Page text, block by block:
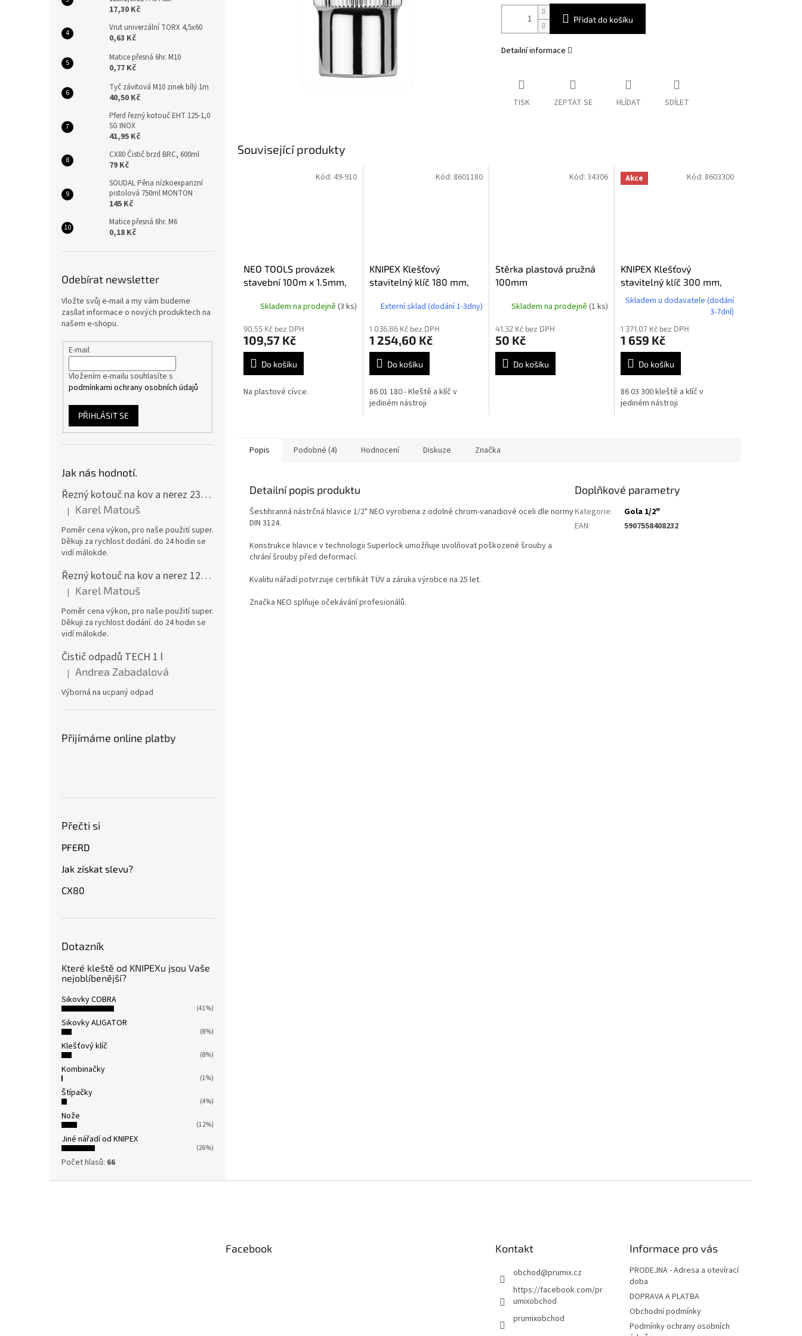
17,30 Kč
Vrut univerzální TORX 4,5x60
0,63 Kč
Matice přesná 6hr. M10
0,77 Kč
Tyč závitová M10 zinek bílý 1m
40,50 Kč
Pferd řezný kotouč EHT 125-1,0
SG INOX
41,95 Kč
CX80 Čistič brzd BRC, 600ml
79 Kč
SOUDAL Pěna nízkoexpanzní
pistolová 750ml MONTON
145 Kč
Matice přesná 6hr. M6
0,18 Kč
Odebírat newsletter
Vložte svůj e-mail a my vám budeme
zasílat informace o nových produktech na
našem e-shopu.
E-mail
Vložením e-mailu souhlasíte s
podmínkami ochrany osobních údajů
PŘIHLÁSIT SE
Jak nás hodnotí.
Řezný kotouč na kov a nerez 230x2,0x22 A46T6BF, balení 25ks
Hodnocení produktu je 5 z 5 hvězdiček.
| Karel Matouš
Poměr cena výkon, pro naše použití super.
Děkuji za rychlost dodání. do 24 hodin se
vidí málokde.
Řezný kotouč na kov a nerez 125x1,0x22 A46T6BF, balení 25ks
Hodnocení produktu je 5 z 5 hvězdiček.
| Karel Matouš
Poměr cena výkon, pro naše použití super.
Děkuji za rychlost dodání. do 24 hodin se
vidí málokde.
Čistič odpadů TECH 1 l
Hodnocení produktu je 5 z 5 hvězdiček.
| Andrea Zabadalová
Výborná na ucpaný odpad
Přijímáme online platby
Přečti si
PFERD
Jak získat slevu?
CX80
Dotazník
Které kleště od KNIPEXu jsou Vaše
nejoblíbenější?
Sikovky COBRA
(41%)
Sikovky ALIGATOR
(8%)
Klešťový klíč
(8%)
Kombinačky
(1%)
Štípačky
(4%)
Nože
(12%)
Jiné nářadí od KNIPEX
(26%)
Počet hlasů: 66
Přidat do košíku
Detailní informace
TISK ZEPTAT SE HLÍDAT SDÍLET
Související produkty
NEO TOOLS provázek
stavební 100m x 1.5mm,
Skladem na prodejně (3 ks)
90,55 Kč bez DPH
109,57 Kč
Do košíku
Na plastové cívce.
Kód: 49-910
KNIPEX Klešťový
stavitelný klíč 180 mm,
Externí sklad (dodání 1-3dny)
1 036,86 Kč bez DPH
1 254,60 Kč
Do košíku
86 01 180 - Kleště a klíč v
jediném nástroji
Kód: 8601180
Stěrka plastová pružná
100mm
Skladem na prodejně(1 ks)
41,32 Kč bez DPH
50 Kč
Do košíku
Kód:34306 Akce
KNIPEX Klešťový
stavitelný klíč 300 mm,
8603300
Skladem u dodavatele (dodání
3-7dní)
1 371,07 Kč bez DPH
1 659 Kč
Do košíku
86 03 300 kleště a klíč v
jediném nástroji
Kód: 8603300
Popis Podobné (4) Hodnocení Diskuze Značka
Detailní popis produktu
Šestihranná nástrčná hlavice 1/2" NEO vyrobena z odolné chrom-vanadiové oceli dle normy
DIN 3124.
Konstrukce hlavice v technologii Superlock umožňuje uvolňovat poškozené šrouby a
chrání šrouby před deformací.
Kvalitu nářadí potvrzuje certifikát TÜV a záruka výrobce na 25 let.
Značka NEO splňuje očekávání profesionálů.
Doplňkové parametry
Kategorie:
Gola 1/2"
EAN: 5907558408232
Facebook Kontakt
obchod@prumix.cz
https://facebook.com/pr
umixobchod
prumixobchod
Informace pro vás
PRODEJNA - Adresa a otevírací
doba
DOPRAVA A PLATBA
Obchodní podmínky
Podmínky ochrany osobních